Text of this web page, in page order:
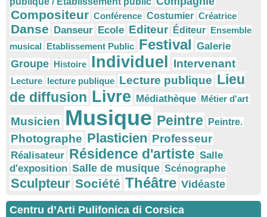
Compositeur Conférence Costumier Créatrice
Danse Danseur Ecole Editeur Éditeur Ensemble
musical Etablissement Public Festival Galerie
Groupe Histoire Individuel Intervenant
Lecture lecture publique Lecture publique Lieu
de diffusion Livre Médiathèque Métier d'art
Musicien Musique Peintre Peintre.
Photographe Plasticien Professeur
Réalisateur Résidence d'artiste Salle
d'exposition Salle de musique Scénographe
Sculpteur Société Théâtre Vidéaste
Centru d’Arti Pulifonica di Corsica